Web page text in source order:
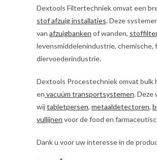
Dextools Filtertechniek omvat een
stof afzuig installaties. Deze
van afzuigbanken of wanden,
levensmiddelenindustrie,
diervoederindustrie.
Dextools Procestechniek omvat bulk
en vacuüm transportsystemen. Deze
wijtabletpersen, metaaldetectoren,
vullijnen voor de food en
Dank u voor uw interesse in de